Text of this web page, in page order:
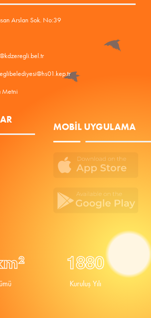
Arslan Sok. No:39
Metni
MOBIL UYGULAMA
1880
Kuruluş Yılı